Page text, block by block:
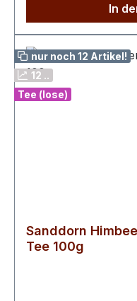
In
nur noch 12 Artikel!
12 ..
Tee (lose)
Sanddorn
Tee 100g